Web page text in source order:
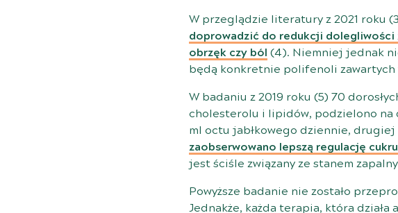
W przeglądzie literatury z 2021 roku (3
doprowadzić do redukcji dolegliwości
obrzęk czy ból (4). Niemniej jednak
będą konkretnie polifenoli zawartych
W badaniu z 2019 roku (5) 70
cholesterolu i lipidów, podzielono na
ml octu jabłkowego dziennie,
zaobserwowano lepszą regulację
jest ściśle związany ze stanem
Powyższe badanie nie zostało
Jednakże, każda terapia, która